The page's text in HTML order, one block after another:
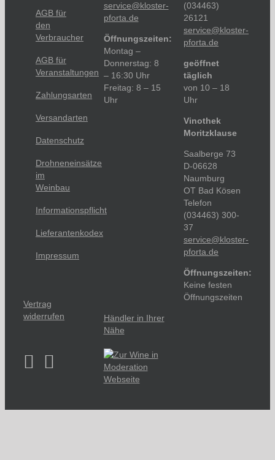
AGB für
den
Verbraucher
AGB für
Veranstaltungen
Zahlungsarten
Versandarten
Datenschutz
Drohneneinsätze
im
Weinbau
Informationspflicht
Lieferantenkodex
Impressum
Vertrag
widerrufen
service@kloster-
pforta.de
Öffnungszeiten:
Montag –
Donnerstag: 8
– 16:30 Uhr
Freitag: 8 – 15
Uhr
(034463)
26121
service@kloster-
pforta.de
geöffnet
täglich
von 10 – 18
Uhr
Vinothek
Moritzklause
Saalberge 73
D-06628
Naumburg
OT Bad Kösen
Telefon
(034463) 300-
37
service@kloster-
pforta.de
Öffnungszeiten:
Keine festen
Öffnungszeiten
Händler in Ihrer
Nähe